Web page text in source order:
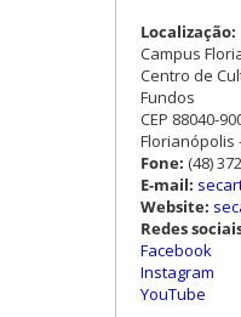
Localização:
Campus
Centro de
Fundos
CEP 88040-
Florianópolis
Fone: (48)
E-mail:
Website:
Redes
Facebook
Instagram
YouTube